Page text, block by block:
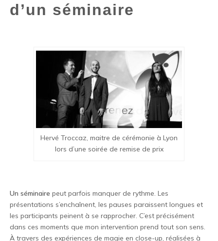
d’un séminaire
Hervé Troccaz, maitre de cérémonie à Lyon
lors d’une soirée de remise de prix
Un séminaire peut parfois manquer de rythme. Les
présentations s’enchaînent, les pauses paraissent longues et
les participants peinent à se rapprocher. C’est précisément
dans ces moments que mon intervention prend tout son sens.
À travers des expériences de magie en close-up, réalisées à